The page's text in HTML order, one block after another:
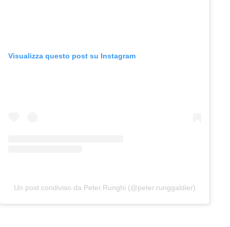
Visualizza questo post su Instagram
Un post condiviso da Peter.Runghi (@peter.runggaldier)